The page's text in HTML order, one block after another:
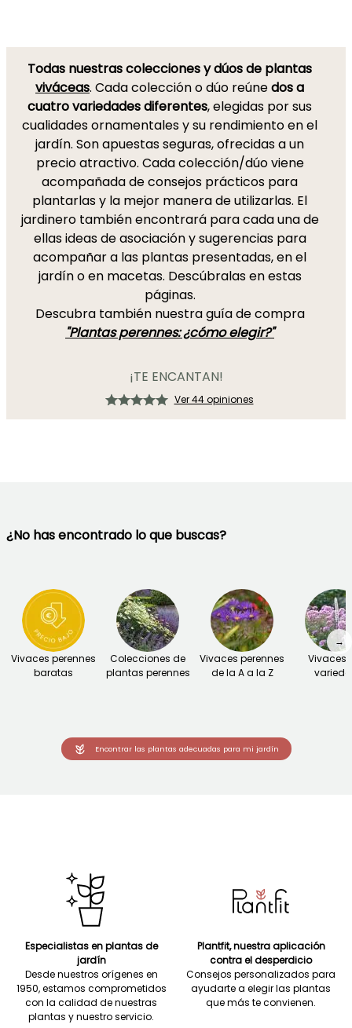
Todas nuestras colecciones y dúos de plantas
viváceas. Cada colección o dúo reúnedos a
cuatro variedades diferentes, elegidas por sus
cualidades ornamentales y su rendimiento en el
jardín. Son apuestas seguras, ofrecidas a un
precio atractivo. Cada colección/dúo viene
acompañada de consejos prácticos para
plantarlas y la mejor manera de utilizarlas. El
jardinero también encontrará para cada una de
ellas ideas de asociación y sugerencias para
acompañar a las plantas presentadas, en el
jardín o en macetas. Descúbralas en estas
páginas.
Descubra también nuestra guía de compra
"Plantas perennes: ¿cómo elegir?"
¡TE ENCANTAN!
Ver 44 opiniones
¿No has encontrado lo que buscas?
Vivaces perennes
baratas
Colecciones de
plantas perennes
Vivaces perennes
de la A a la Z
Vivaces
→
Encontrar las plantas adecuadas para mi jardín
Especialistas en plantas de
jardín
Desde nuestros orígenes en
1950, estamos comprometidos
con la calidad de nuestras
plantas y nuestro servicio.
Plantfit, nuestra aplicación
contra el desperdicio
Consejos personalizados para
ayudarte a elegir las plantas
que más te convienen.